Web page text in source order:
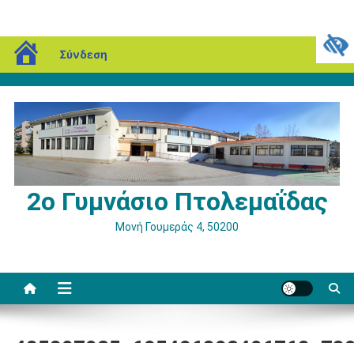
blogs.sch.gr
Σύνδεση
Μεταπηδήστε
στο
περιεχόμενο
2ο Γυμνάσιο Πτολεμαΐδας
Μονή Γουμεράς 4, 50200